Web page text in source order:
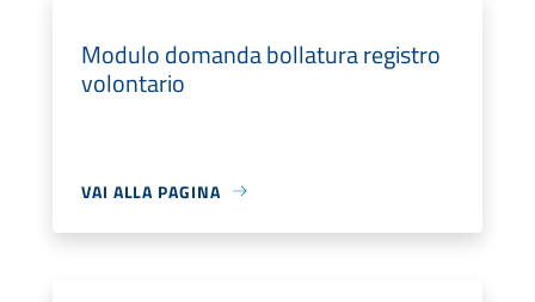
Modulo domanda bollatura registro
volontario
VAI ALLA PAGINA